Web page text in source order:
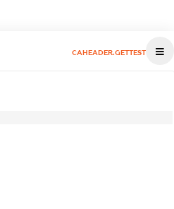
CAHEADER.GETTEST